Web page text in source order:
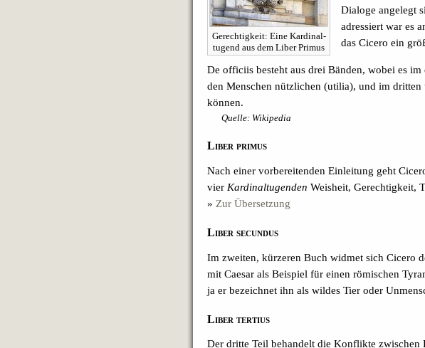
Gerechtigkeit: Eine Kardinal-
tugend aus dem Liber Primus
Dialoge angelegt
adressiert war es
das Cicero ein
De officiis besteht aus drei Bänden, wobei es
den Menschen nützlichen (utilia), und im
können.
Quelle: Wikipedia
Liber primus
Nach einer vorbereitenden Einleitung geht
vier Kardinaltugenden Weisheit, Gerechtigkeit,
» Zur Übersetzung
Liber secundus
Im zweiten, kürzeren Buch widmet sich Cicero
mit Caesar als Beispiel für einen römischen
ja er bezeichnet ihn als wildes Tier oder
Liber tertius
Der dritte Teil behandelt die Konflikte zwischen